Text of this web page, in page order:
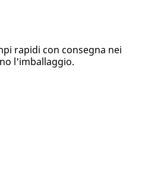
rapidi con consegna nei
l'imballaggio.